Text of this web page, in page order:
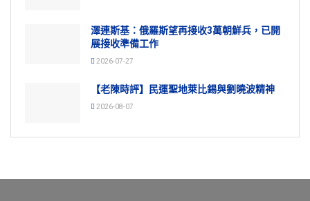
澤連斯基：俄羅斯望再接收3萬朝鮮兵，已開
展接收準備工作
2026-07-27
【老陳時評】民運聖地萊比錫與劉曉波精神
2026-08-07